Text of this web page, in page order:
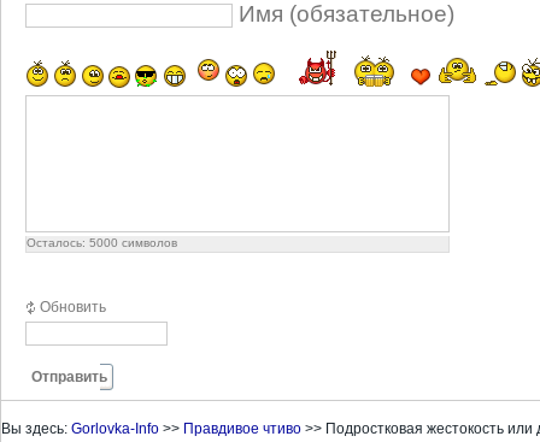
Имя (обязательное)
Осталось: 5000 символов
Обновить
Отправить
Вы здесь: Gorlovka-Info >> Правдивое чтиво >> Подростковая жестокость или